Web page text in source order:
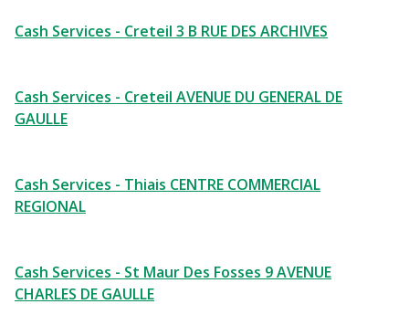
Cash Services - Creteil 3 B RUE DES ARCHIVES
Cash Services - Creteil AVENUE DU GENERAL DE
GAULLE
Cash Services - Thiais CENTRE COMMERCIAL
REGIONAL
Cash Services - St Maur Des Fosses 9 AVENUE
CHARLES DE GAULLE